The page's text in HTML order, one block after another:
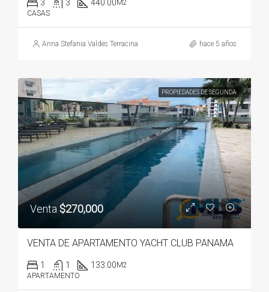
3 3 440.00 M2
CASAS
Anna Stefania Valdes Terracina hace 5 años
PROPIEDADES DE SEGUNDA
Venta $270,000
VENTA DE APARTAMENTO YACHT CLUB PANAMA
1 1 133.00M2
APARTAMENTO